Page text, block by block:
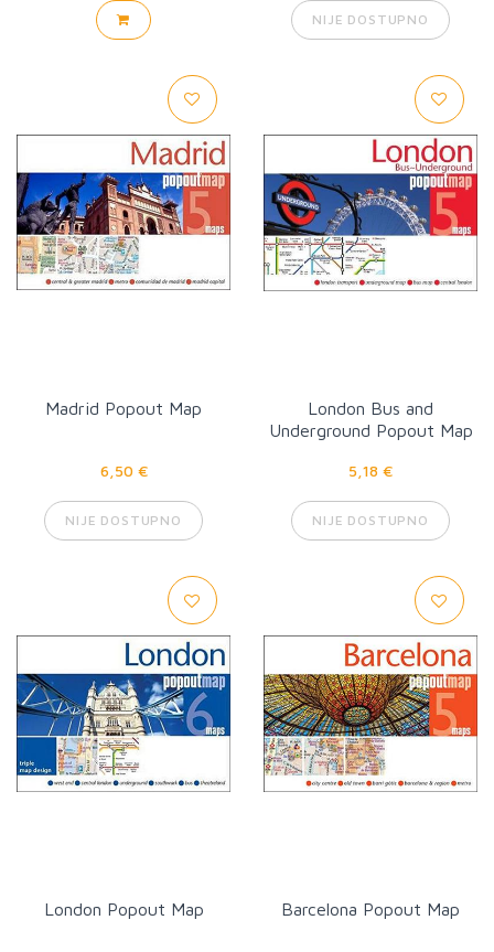
NIJE DOSTUPNO
Madrid Popout Map
6,50 €
NIJE DOSTUPNO
London Bus and
Underground Popout Map
5,18 €
NIJE DOSTUPNO
London Popout Map Barcelona Popout Map